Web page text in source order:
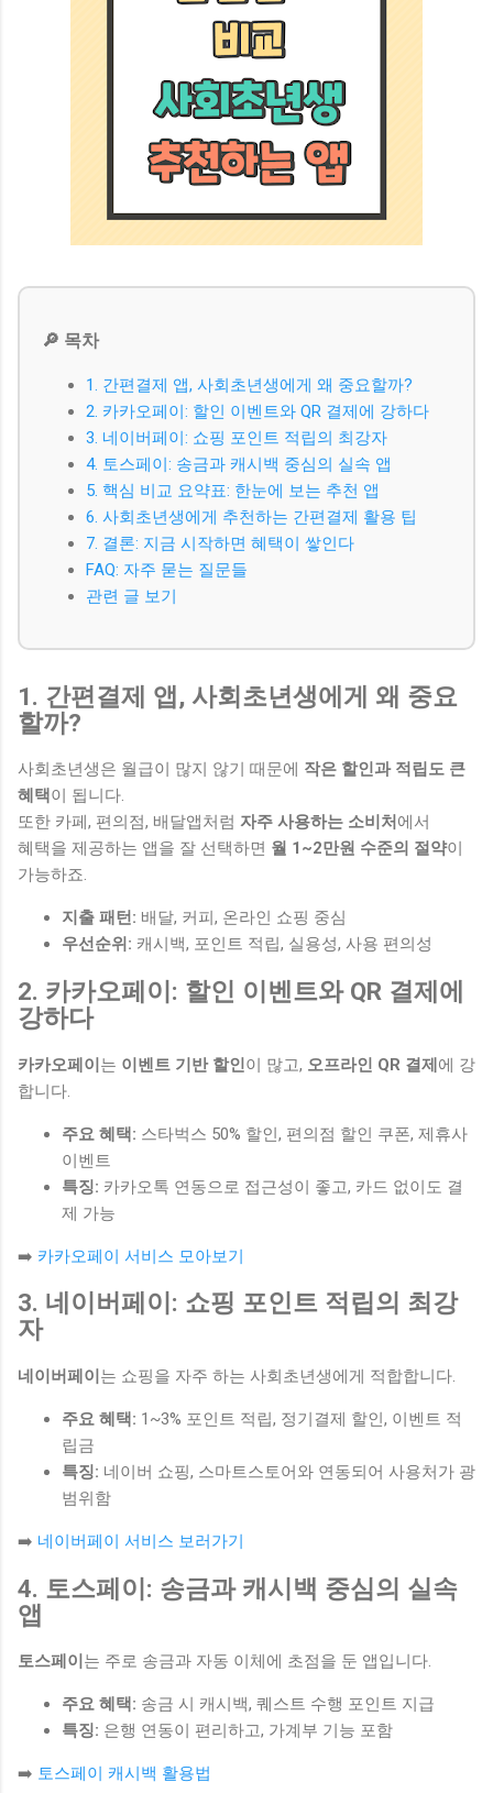
🔎 목차
1. 간편결제 앱, 사회초년생에게 왜 중요할까?
2. 카카오페이: 할인 이벤트와 QR 결제에 강하다
3. 네이버페이: 쇼핑 포인트 적립의 최강자
4. 토스페이: 송금과 캐시백 중심의 실속 앱
5. 핵심 비교 요약표: 한눈에 보는 추천 앱
6. 사회초년생에게 추천하는 간편결제 활용 팁
7. 결론: 지금 시작하면 혜택이 쌓인다
FAQ: 자주 묻는 질문들
관련 글 보기
1. 간편결제 앱, 사회초년생에게 왜 중요
할까?
사회초년생은 월급이 많지 않기 때문에 작은 할인과 적립도 큰
혜택 이 됩니다.
또한 카페, 편의점, 배달앱처럼 자주 사용하는 소비처 에서
혜택을 제공하는 앱을 잘 선택하면 월 1~2만원 수준의 절약이
가능하죠.
지출 패턴: 배달, 커피, 온라인 쇼핑 중심
우선순위: 캐시백, 포인트 적립, 실용성, 사용 편의성
2. 카카오페이: 할인 이벤트와 QR 결제에
강하다
카카오페이 는 이벤트 기반 할인 이 많고, 오프라인 QR 결제 에 강
합니다.
주요 혜택: 스타벅스 50% 할인, 편의점 할인 쿠폰, 제휴사
이벤트
특징: 카카오톡 연동으로 접근성이 좋고, 카드 없이도 결
제 가능
➡️ 카카오페이 서비스 모아보기
3. 네이버페이: 쇼핑 포인트 적립의 최강
자
네이버페이 는 쇼핑을 자주 하는 사회초년생에게 적합합니다.
주요 혜택: 1~3% 포인트 적립, 정기결제 할인, 이벤트 적
립금
특징: 네이버 쇼핑, 스마트스토어와 연동되어 사용처가 광
범위함
➡️ 네이버페이 서비스 보러가기
4. 토스페이: 송금과 캐시백 중심의 실속
앱
토스페이 는 주로 송금과 자동 이체에 초점을 둔 앱입니다.
주요 혜택: 송금 시 캐시백, 퀘스트 수행 포인트 지급
특징: 은행 연동이 편리하고, 가계부 기능 포함
➡️ 토스페이 캐시백 활용법